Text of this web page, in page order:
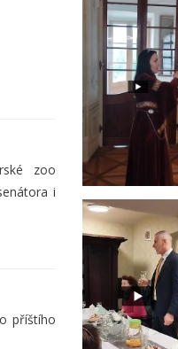
zoo
i
příštího